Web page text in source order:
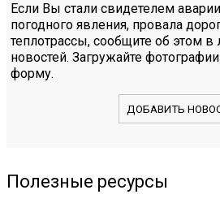
Если Вы стали свидетелем
погодного явления, провала
теплотрассы, сообщите об этом в
новостей. Загружайте
форму.
ДОБАВИТЬ
Полезные ресурсы